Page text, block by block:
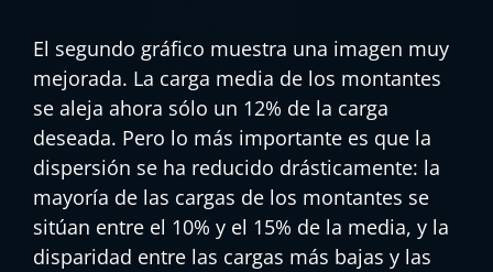
El segundo gráfico muestra una imagen muy
mejorada. La carga media de los montantes
se aleja ahora sólo un 12% de la carga
deseada. Pero lo más importante es que la
dispersión se ha reducido drásticamente: la
mayoría de las cargas de los montantes se
sitúan entre el 10% y el 15% de la media, y la
disparidad entre las cargas más bajas y las